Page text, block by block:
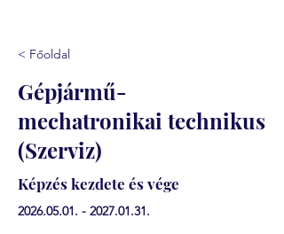
< Főoldal
Gépjármű-
mechatronikai technikus
(Szerviz)
Képzés kezdete és vége
2026.05.01. - 2027.01.31.